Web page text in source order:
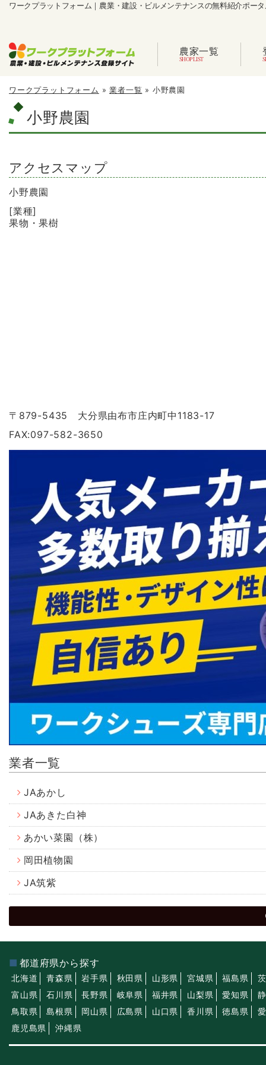
ワークプラットフォーム｜農業・建設・ビルメンテナンスの無料紹介ポー
農家一覧
ワークプラットフォーム »業者一覧 » 小野農園
小野農園
アクセスマップ
小野農園
[業種]
果物・果樹
〒879-5435 大分県由布市庄内町中1183-17
FAX:097-582-3650
業者一覧
JAあかし
JAあきた白神
あかい菜園（株）
岡田植物園
JA筑紫
都道府県から探す
北海道 青森県 岩手県 秋田県 山形県 宮城県 福島県
富山県
石川県 長野県 岐阜県 福井県 山梨県 愛知県
鳥取県
島根県 岡山県 広島県 山口県 香川県 徳島県
鹿児島県
沖縄県